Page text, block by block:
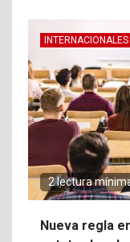
INTERNACIONALES
2 lectura
Nueva regla